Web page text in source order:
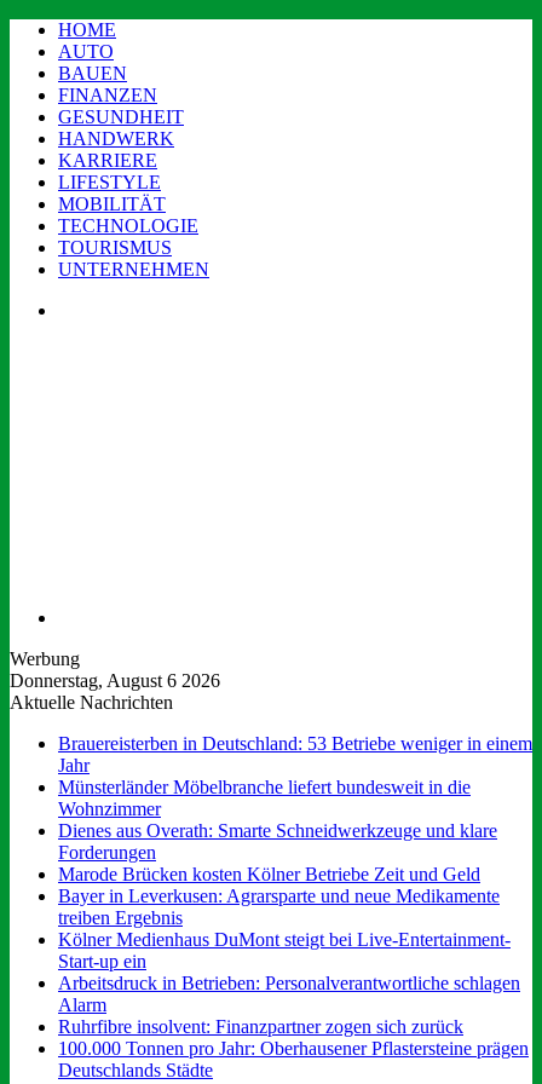
HOME
AUTO
BAUEN
FINANZEN
GESUNDHEIT
HANDWERK
KARRIERE
LIFESTYLE
MOBILITÄT
TECHNOLOGIE
TOURISMUS
UNTERNEHMEN
Werbung
Donnerstag, August 6 2026
Aktuelle Nachrichten
Brauereisterben in Deutschland: 53 Betriebe weniger in einem
Jahr
Münsterländer Möbelbranche liefert bundesweit in die
Wohnzimmer
Dienes aus Overath: Smarte Schneidwerkzeuge und klare
Forderungen
Marode Brücken kosten Kölner Betriebe Zeit und Geld
Bayer in Leverkusen: Agrarsparte und neue Medikamente
treiben Ergebnis
Kölner Medienhaus DuMont steigt bei Live-Entertainment-
Start-up ein
Arbeitsdruck in Betrieben: Personalverantwortliche schlagen
Alarm
Ruhrfibre insolvent: Finanzpartner zogen sich zurück
100.000 Tonnen pro Jahr: Oberhausener Pflastersteine prägen
Deutschlands Städte